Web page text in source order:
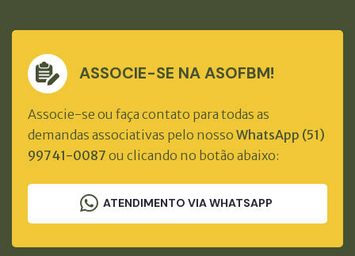
ASSOCIE-SE NA ASOFBM!
Associe-se ou faça contato para todas as
demandas associativas pelo nosso WhatsApp (51)
99741-0087 ou clicando no botão abaixo:
ATENDIMENTO VIA WHATSAPP